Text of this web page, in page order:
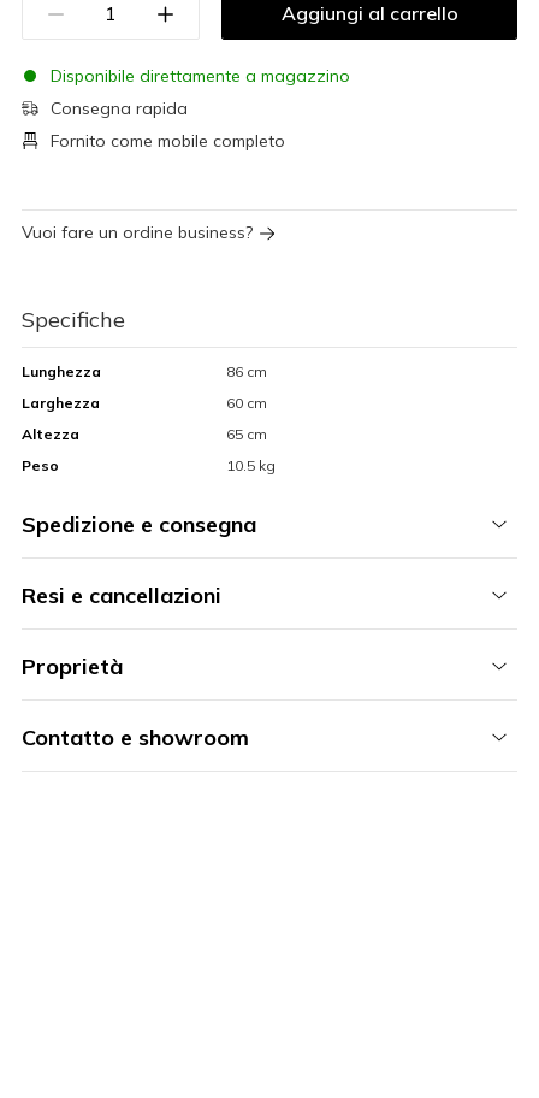
Aggiungi al carrello
Disponibile direttamente a magazzino
Consegna rapida
Fornito come mobile completo
Vuoi fare un ordine business?
Specifiche
Lunghezza
86 cm
Larghezza
60 cm
Altezza
65 cm
Peso
10.5 kg
Spedizione e consegna
Resi e cancellazioni
Proprietà
Contatto e showroom